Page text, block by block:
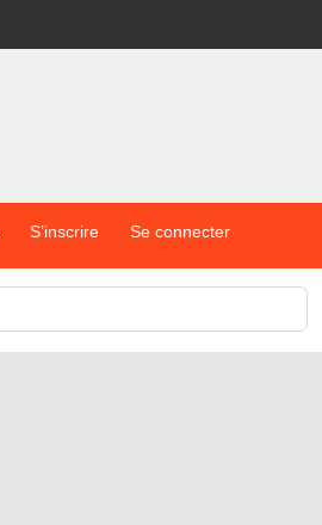
S’inscrire Se connecter